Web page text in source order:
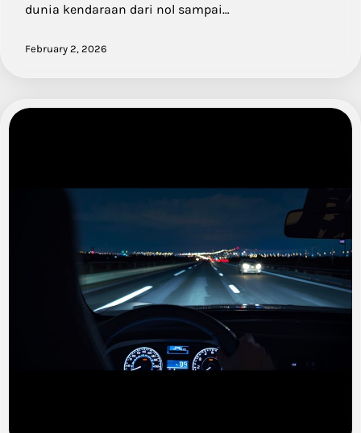
dunia kendaraan dari nol sampai…
February 2, 2026